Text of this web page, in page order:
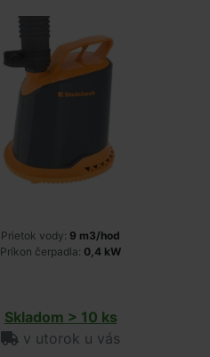
Prietok vody: 9 m3/hod
Príkon čerpadla: 0,4 kW
Skladom > 10 ks
v utorok u vás